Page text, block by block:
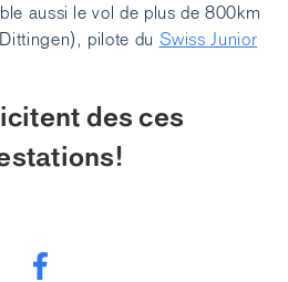
aussi le vol de plus de 800km
pilote du Swiss Junior
des ces